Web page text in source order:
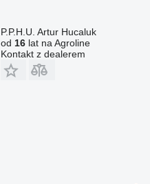
P.P.H.U. Artur Hucaluk
od 16lat na Agroline
Kontakt z dealerem